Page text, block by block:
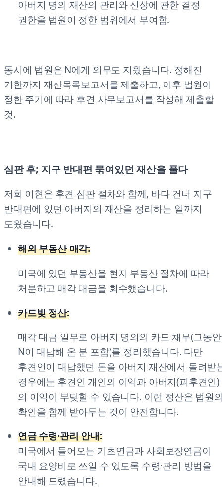
아버지 명의 재산의 관리와 신상에 관한 결정
권한을 법원이 정한 범위에서 부여함.
동시에 법원은 N에게 의무도 지웠습니다. 정해진
기한까지 재산목록보고서를 제출하고, 이후 법원이
정한 주기에 따라 후견 사무보고서를 작성해 제출할
것.
심판 후; 지구 반대편 묶여있던 재산을 풀다
저희 이현은 후견 심판 절차와 함께, 바다 건너 지구
반대편에 있던 아버지의 재산을 정리하는 일까지
도왔습니다.
해외 부동산 매각:
미국에 있던 부동산을 현지 부동산 절차에 따라
처분하고 매각 대금을 회수했습니다.
카드빚 정산:
매각 대금 일부로 아버지 명의의 카드 채무(그동안
N이 대납해 온 분 포함)를 정리했습니다. 다만
후견인이 대납했던 돈을 아버지 재산에서 돌려받
경우에는 후견인 개인의 이익과 아버지(피후견인)
의 이익이 부딪힐 수 있습니다. 이런 정산은 법원
확인을 함께 받아두는 것이 안전합니다.
연금 수령·관리 안내:
미국에서 들어오는 기초연금과 사회보장연금이
국내 요양비로 쓰일 수 있도록 수령·관리 방법을
안내해 드렸습니다.